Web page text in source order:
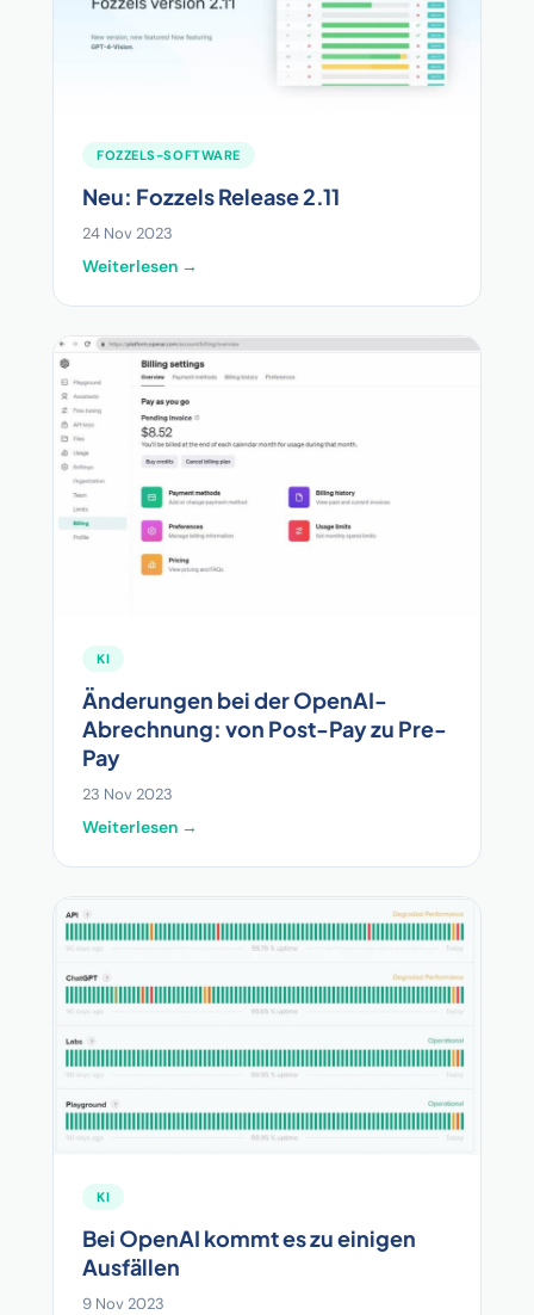
FOZZELS-SOFTWARE
Neu: Fozzels Release 2.11
24 Nov 2023
Weiterlesen →
KI
Änderungen bei der OpenAI-
Abrechnung: von Post-Pay zu Pre-
Pay
23 Nov 2023
Weiterlesen →
KI
Bei OpenAI kommt es zu einigen
Ausfällen
9 Nov 2023